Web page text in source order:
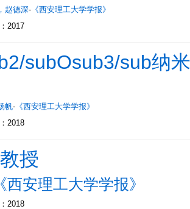
， 赵德深- 《西安理工大学学报》
2017
subOsub3/sub纳
帆- 《西安理工大学学报》
2018
授
《西安理工大学学报》
2018